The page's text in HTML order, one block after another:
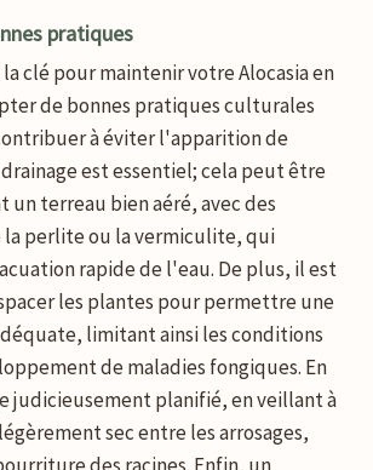
pratiques
clé pour maintenir votre Alocasia en
de bonnes pratiques culturales
à éviter l'apparition de
est essentiel; cela peut être
un terreau bien aéré, avec des
la perlite ou la vermiculite, qui
rapide de l'eau. De plus, il est
les plantes pour permettre une
limitant ainsi les conditions
de maladies fongiques. En
judicieusement planifié, en veillant à
sec entre les arrosages,